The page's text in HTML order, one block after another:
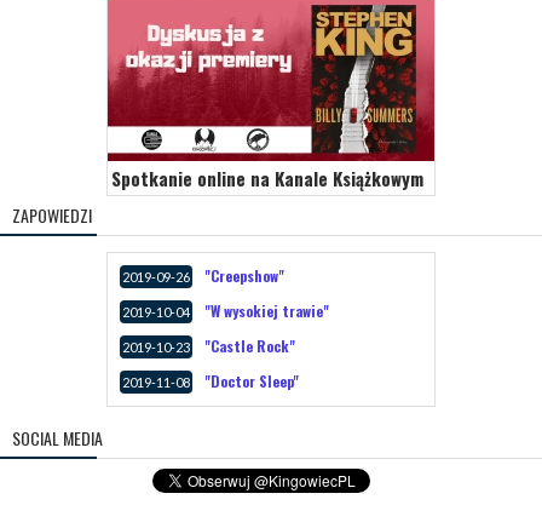
Spotkanie online na Kanale Książkowym
ZAPOWIEDZI
2019-09-26 "Creepshow"
2019-10-04 "W wysokiej trawie"
2019-10-23 "Castle Rock"
2019-11-08 "Doctor Sleep"
SOCIAL MEDIA